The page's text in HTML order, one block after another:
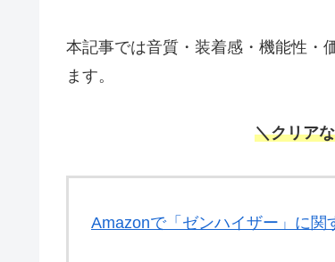
本記事では音質・装着感・機能性・
ます。
＼クリア
Amazonで「ゼンハイザー」に関